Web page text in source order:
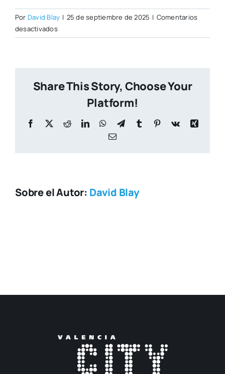
Por David Blay | 25 de septiembre de 2025 | Comentarios
desactivadosen
Valencia
Share This Story, Choose Your
Platform!
Facebook
X RedditLinkedInWhatsApp
TelegramTumblr Pinterest
Vk
Xing
Correo
Sobre el Autor: David Blay